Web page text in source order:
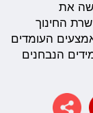
את
החינוך
העומדים
הנבחנים